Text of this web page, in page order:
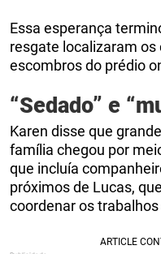
Essa esperança
resgate localizaram
escombros do prédio
“Sedado” e
Karen disse que
família chegou por
que incluía
próximos de Lucas,
coordenar os